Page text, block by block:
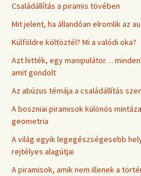
Családállítás a piramis tövében
Mit jelent, ha állandóan elromlik az
Külföldre költöztél? Mi a valódi oka?
Azt hitték, egy manipulátor…
amit gondolt
Az abúzus témája a családállítás
A boszniai piramisok különös
geometria
A világ egyik legegészségesebb
rejtélyes alagútjai
A piramisok, amik nem illenek a